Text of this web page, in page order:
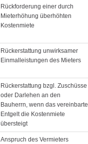
Rückforderung einer durch
Mieterhöhung überhöhten
Kostenmiete
Rückerstattung unwirksamer
Einmalleistungen des Mieters
Rückerstattung bzgl. Zuschüsse
oder Darlehen an den
Bauherrn, wenn das vereinbarte
Entgelt die Kostenmiete
übersteigt
Anspruch des Vermieters